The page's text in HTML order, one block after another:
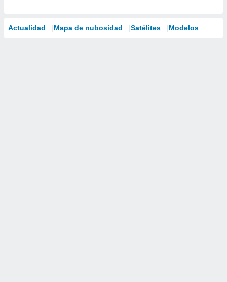
Actualidad Mapa de nubosidad Satélites Modelos